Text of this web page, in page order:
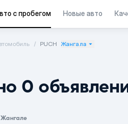
с пробегом Новые авто
PUCH Жангала
0
Жангале